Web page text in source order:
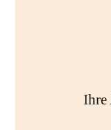
Ihre